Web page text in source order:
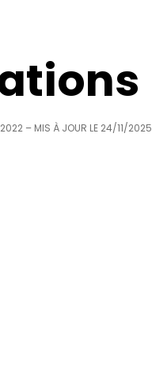
– MIS À JOUR LE 24/11/2025